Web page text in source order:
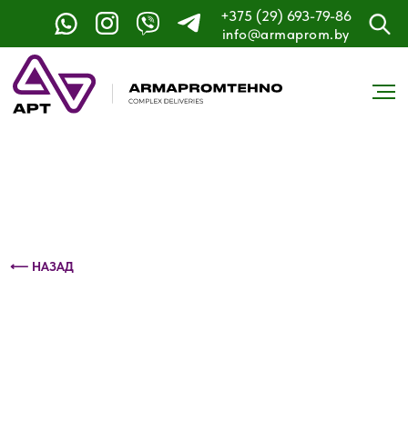
+375 (29) 693-79-86
info@armaprom.by
Контактный телефон: +375 (29) 693-79-86
⟵ НАЗАД